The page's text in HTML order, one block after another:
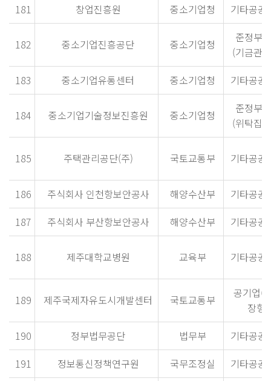
181
창업진흥원 중소기업청 기타공공
182 중소기업진흥공단 중소기업청
준정부
(기금관
183
중소기업유통센터 중소기업청 기타공공
184 중소기업기술정보진흥원 중소기업청
준정부
(위탁집
185 주택관리공단(주) 국토교통부 기타공공
186 주식회사 인천항보안공사 해양수산부
기타공공
187
주식회사 부산항보안공사 해양수산부 기타공공
188 제주대학교병원 교육부 기타공공
189 제주국제자유도시개발센터 국토교통부
공기업(
장형)
190
정부법무공단 법무부
기타공공
191
정보통신정책연구원 국무조정실 기타공공